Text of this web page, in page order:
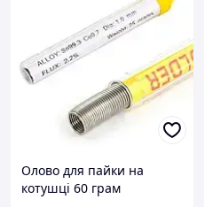
Олово для пайки на
котушці 60 грам